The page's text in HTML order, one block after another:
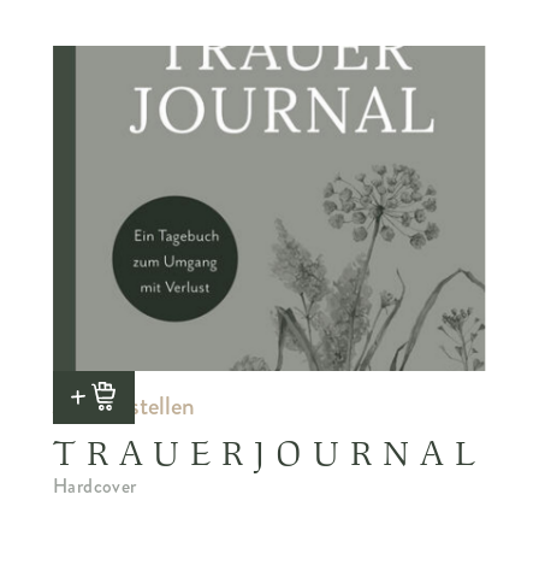
Jetzt bestellen
TRAUERJOURNAL
Hardcover